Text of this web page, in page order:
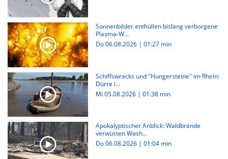
Sonnenbilder enthüllen bislang verborgene
Plasma-W...
Do 06.08.2026 | 01:27 min
Schiffswracks und "Hungersteine" im Rhein:
Dürre i...
Mi 05.08.2026 | 01:38 min
Apokalyptischer Anblick: Waldbrände
verwüsten Wash...
Do 06.08.2026 | 01:04 min